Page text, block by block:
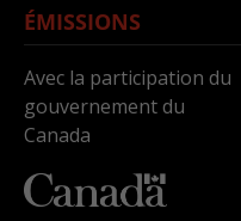
ÉMISSIONS
Avec la participation du
gouvernement du
Canada